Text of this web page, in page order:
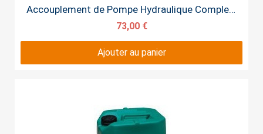
Aperçu rapide Accouplement de Pompe Hydraulique Complet 8CV 9 CV 13CV
73,00 €
Ajouter au panier